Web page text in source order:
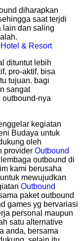
diharapkan
saat terjdi
lain dan saling
dituntut lebih
pro-aktif, bisa
tujuan. bagi
sangat
outbound-nya
kegiatan
Budaya untuk
oleh
provider Outbound
outbound di
kami berusaha
mewujudkan
Outbound
paket outbound
games yg bervariasi
personal maupun
satu alternative
anda, bersama